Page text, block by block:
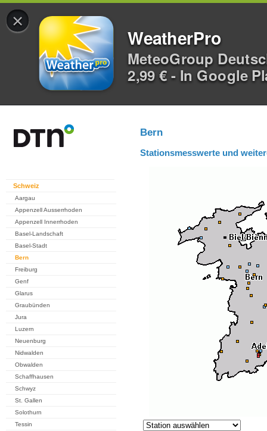
×
WeatherPro
MeteoGroup
2,99 € - In Google
Schweiz
Aargau
Appenzell Ausserrhoden
Appenzell Innerrhoden
Basel-Landschaft
Basel-Stadt
Bern
Freiburg
Genf
Glarus
Graubünden
Jura
Luzern
Neuenburg
Nidwalden
Obwalden
Schaffhausen
Schwyz
St. Gallen
Solothurn
Tessin
Bern
Stationsmesswerte und